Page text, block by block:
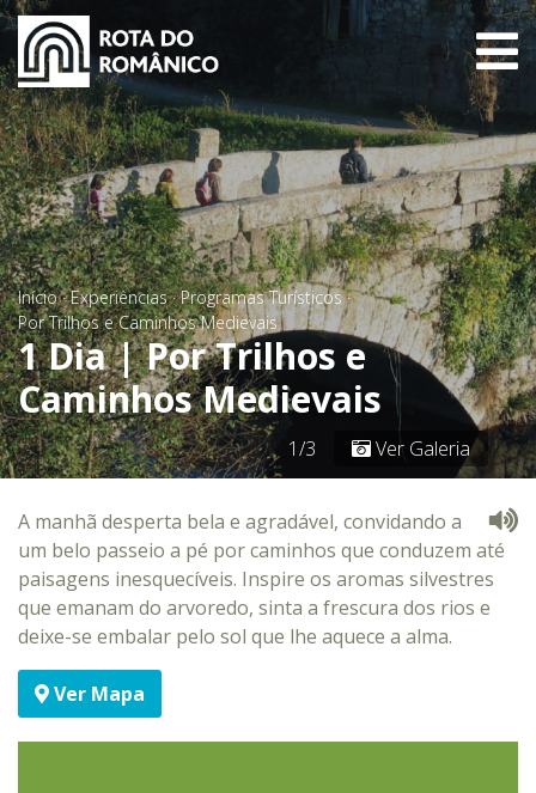
Início·Experiências·Programas Turísticos·
Por Trilhos e Caminhos Medievais
1 Dia | Por Trilhos e
Caminhos Medievais
1/3 Ver Galeria
A manhã desperta bela e agradável, convidando a
um belo passeio a pé por caminhos que conduzem até
paisagens inesquecíveis. Inspire os aromas silvestres
que emanam do arvoredo, sinta a frescura dos rios e
deixe-se embalar pelo sol que lhe aquece a alma.
Ver Mapa